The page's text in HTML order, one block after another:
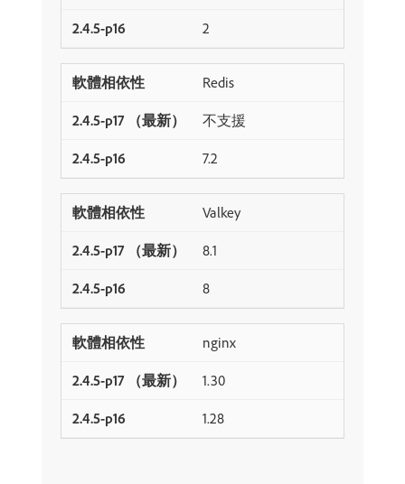
2
Redis
不支援
7.2
Valkey
8.1
8
nginx
1.30
1.28